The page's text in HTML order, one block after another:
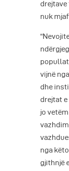
drejtave
nuk
vijnë
dhe
drejtat e
jo
nga
gjithnjë